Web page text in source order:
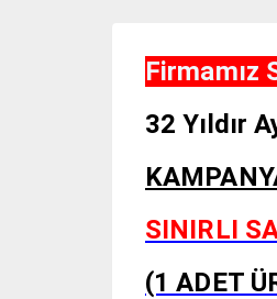
Firmamız
32 Yıldır
SINIRLI
(1 ADET